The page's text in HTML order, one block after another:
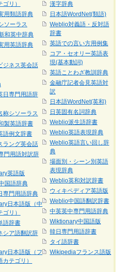
リ）
用類語辞典
ソーラス
和英中辞典
用英語辞典
ジネス英会話
日専門用語辞
称シソーラス
製英語辞書
語例文辞書
ラング英会話
門用語対訳辞
英語版
国語辞典
専門用語辞典
日本語版（中
ゴリ）
語辞書
シア語翻訳辞
日本語版（フ
カテゴリ）
漢字辞典
日本語WordNet(類語)
Weblio対義語・反対語
辞書
英語での言い方用例集
コア・セオリー英語表
現(基本動詞)
英語ことわざ教訓辞典
金融庁記者会見英語対
訳
日本語WordNet(英和)
日英固有名詞辞典
Weblio派生語辞書
Weblio英語表現辞典
Weblio英語言い回し辞
典
場面別・シーン別英語
表現辞典
Weblio英和対訳辞書
ウィキペディア英語版
Weblio中国語翻訳辞書
中英英中専門用語辞典
Wiktionary中国語版
韓日専門用語辞書
タイ語辞書
Wikipediaフランス語版